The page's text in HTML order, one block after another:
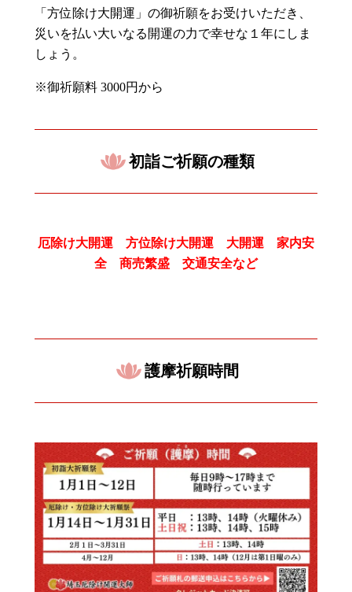
「方位除け大開運」の御祈願をお受けいただき、
災いを払い大いなる開運の力で幸せな１年にしま
しょう。
※御祈願料 3000円から
初詣ご祈願の種類
厄除け大開運 方位除け大開運 大開運 家内安
全 商売繁盛 交通安全など
護摩祈願時間